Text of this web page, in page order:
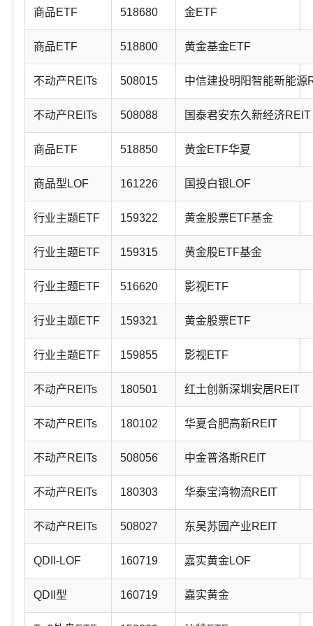
商品ETF 518680 金ETF
商品ETF 518800 黄金基金ETF
不动产REITs 508015 中信建投明阳智能新能源
不动产REITs 508088 国泰君安东久新经济REIT
商品ETF 518850 黄金ETF华夏
商品型LOF 161226 国投白银LOF
行业主题ETF 159322 黄金股票ETF基金
行业主题ETF 159315 黄金股ETF基金
行业主题ETF 516620 影视ETF
行业主题ETF 159321 黄金股票ETF
行业主题ETF 159855 影视ETF
不动产REITs 180501 红土创新深圳安居REIT
不动产REITs 180102 华夏合肥高新REIT
不动产REITs 508056 中金普洛斯REIT
不动产REITs 180303 华泰宝湾物流REIT
不动产REITs 508027 东吴苏园产业REIT
QDII-LOF 160719 嘉实黄金LOF
QDII型 160719 嘉实黄金